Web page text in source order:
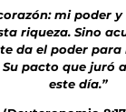
mi poder
riqueza. Sino
da el poder para
pacto que juró
este día.”